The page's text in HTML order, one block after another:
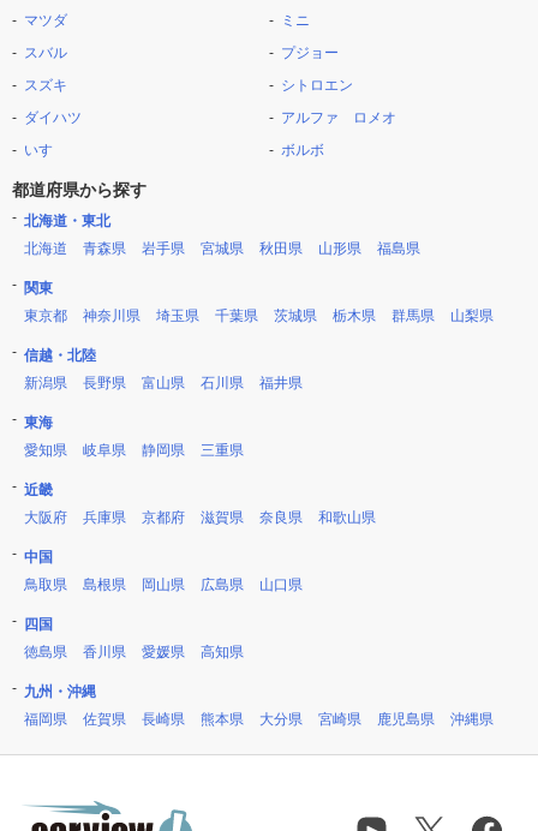
マツダ
スバル
スズキ
ダイハツ
いすゞ
ミニ
プジョー
シトロエン
アルファ ロメオ
ボルボ
都道府県から探す
北海道・東北
北海道
青森県 岩手県 宮城県 秋田県 山形県 福島県
関東
東京都
神奈川県 埼玉県 千葉県 茨城県 栃木県 群馬県 山梨県
信越・北陸
新潟県
長野県 富山県 石川県 福井県
東海
愛知県
岐阜県 静岡県 三重県
近畿
大阪府
兵庫県 京都府 滋賀県 奈良県 和歌山県
中国
鳥取県
島根県 岡山県 広島県 山口県
四国
徳島県
香川県 愛媛県 高知県
九州・沖縄
福岡県
佐賀県 長崎県 熊本県 大分県 宮崎県 鹿児島県 沖縄県